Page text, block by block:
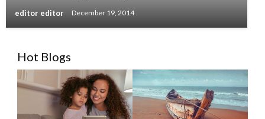
editor editor December 19, 2014
Hot Blogs